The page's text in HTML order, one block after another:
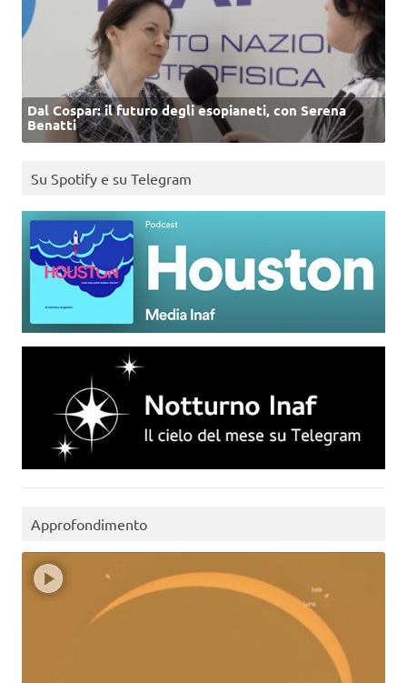
Dal Cospar: il futuro degli esopianeti, con Serena
Benatti
Su Spotify e su Telegram
Approfondimento